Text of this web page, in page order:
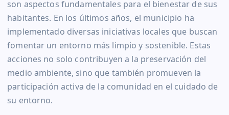
son aspectos fundamentales para el bienestar de sus
habitantes. En los últimos años, el municipio ha
implementado diversas iniciativas locales que buscan
fomentar un entorno más limpio y sostenible. Estas
acciones no solo contribuyen a la preservación del
medio ambiente, sino que también promueven la
participación activa de la comunidad en el cuidado de
su entorno.